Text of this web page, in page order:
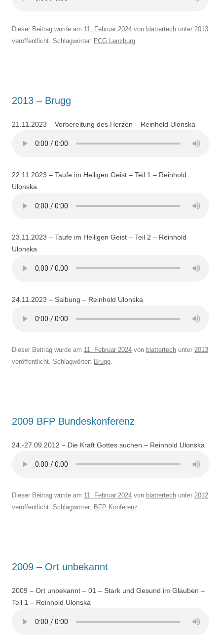
Dieser Beitrag wurde am 11. Februar 2024 von blattertech unter 2013
veröffentlicht. Schlagwörter: FCG Lenzburg
2013 – Brugg
21.11.2023 – Vorbereitung des Herzen – Reinhold Ulonska
22.11.2023 – Taufe im Heiligen Geist – Teil 1 – Reinhold
Ulonska
23.11.2023 – Taufe im Heiligen Geist – Teil 2 – Reinhold
Ulonska
24.11.2023 – Salbung – Reinhold Ulonska
Dieser Beitrag wurde am 11. Februar 2024 von blattertech unter 2013
veröffentlicht. Schlagwörter: Brugg
2009 BFP Bundeskonferenz
24.-27.09.2012 – Die Kraft Gottes suchen – Reinhold Ulonska
Dieser Beitrag wurde am 11. Februar 2024 von blattertech unter 2012
veröffentlicht. Schlagwörter: BFP Konferenz
2009 – Ort unbekannt
2009 – Ort unbekannt – 01 – Stark und Gesund im Glauben –
Teil 1 – Reinhold Ulonska